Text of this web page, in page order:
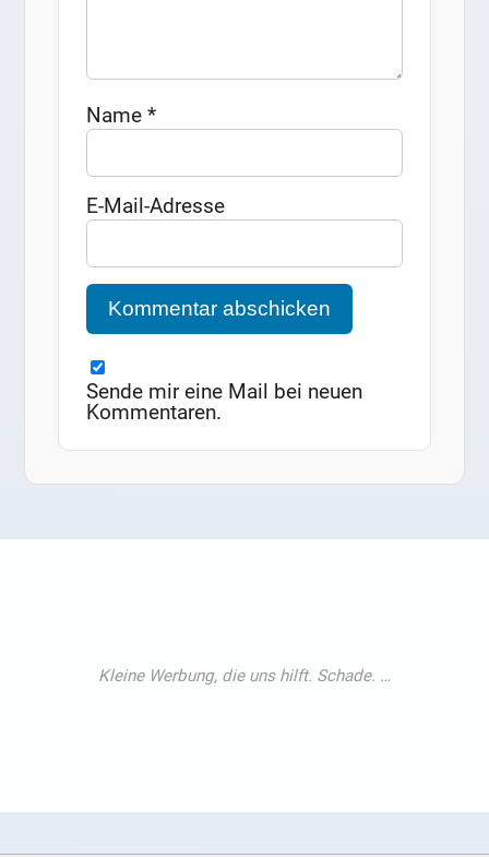
Name*
E-Mail-Adresse
Sende mir eine Mail bei neuen
Kommentaren.